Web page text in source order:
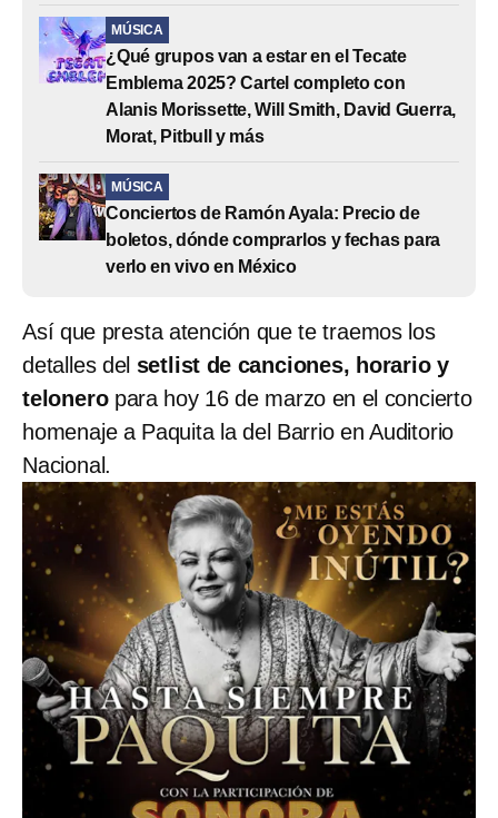
MÚSICA
¿Qué grupos van a estar en el Tecate
Emblema 2025? Cartel completo con
Alanis Morissette, Will Smith, David Guerra,
Morat, Pitbull y más
MÚSICA
Conciertos de Ramón Ayala: Precio de
boletos, dónde comprarlos y fechas para
verlo en vivo en México
Así que presta atención que te traemos los
detalles del setlist de canciones, horario y
teloneropara hoy 16 de marzo en el concierto
homenaje a Paquita la del Barrio en Auditorio
Nacional.